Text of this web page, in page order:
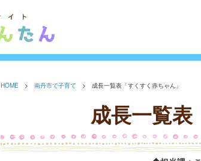
HOME > 南丹市で子育て > 成長一覧表「すくすく赤ちゃん」
成長一覧表